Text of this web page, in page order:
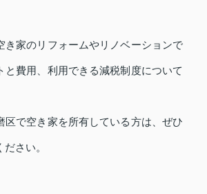
き家のリフォームやリノベーションで
と費用、利用できる減税制度について
区で空き家を所有している方は、ぜひ
さい。